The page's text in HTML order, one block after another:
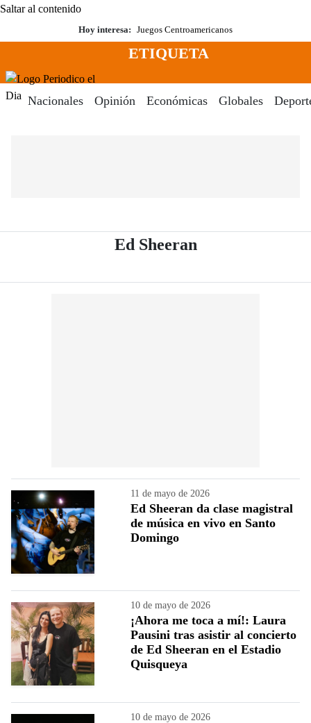
Saltar al contenido
Hoy interesa: Juegos Centroamericanos
Menú
ETIQUETA
Nacionales Opinión Económicas Globales
Ed Sheeran- Periódico El
11 de mayo de 2026
Ed Sheeran da clase magistral
de música en vivo en Santo
Domingo
10 de mayo de 2026
¡Ahora me toca a mí!: Laura
Pausini tras asistir al concierto
de Ed Sheeran en el Estadio
Quisqueya
10 de mayo de 2026